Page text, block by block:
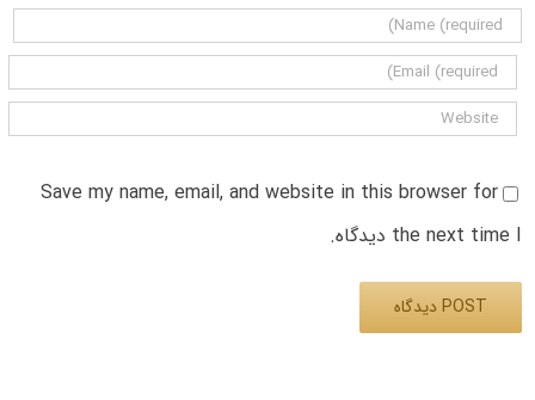
Save my name, email, and website in this browser for
the next time I دیدگاه.